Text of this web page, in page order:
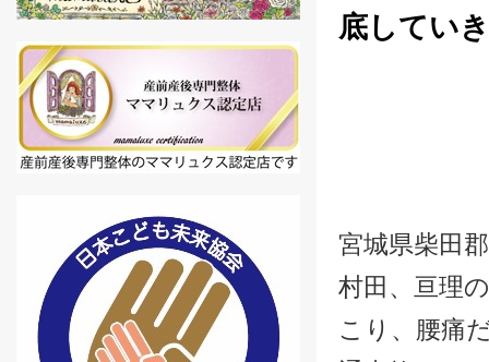
底してい
宮城県柴田
村田、亘理
こり、腰痛